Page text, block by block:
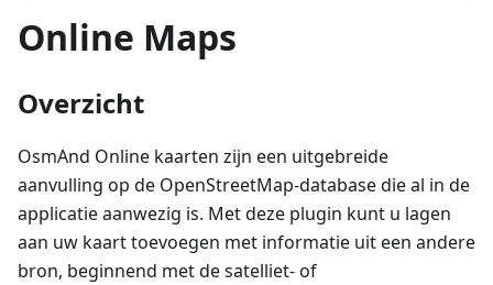
Online Maps
Overzicht
OsmAnd Online kaarten zijn een uitgebreide
aanvulling op de OpenStreetMap-database die al in de
applicatie aanwezig is. Met deze plugin kunt u lagen
aan uw kaart toevoegen met informatie uit een andere
bron, beginnend met de satelliet- of